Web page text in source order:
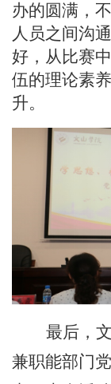
办的圆满，
人员之间沟
好，从比赛
伍的理论素
升。
最后，
兼职能部门